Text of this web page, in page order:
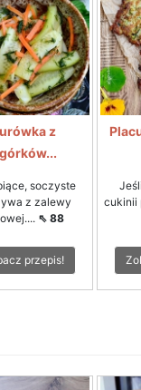
z
soczyste
z zalewy
⇖ 88
przepis!
cukinii